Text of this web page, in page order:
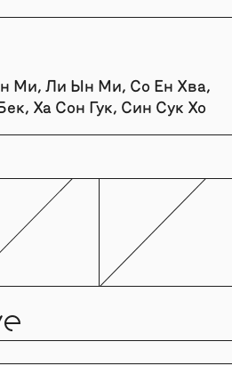
Ми, Ли Ын Ми, Со Ен Хва,
Ха Сон Гук, Син Сук Хо